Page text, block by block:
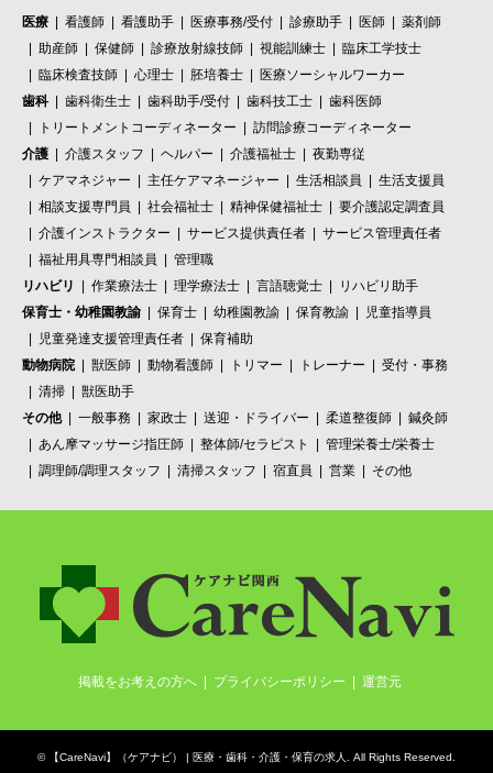
医療 看護師 看護助手 医療事務/受付 診療助手 医師
薬剤師
助産師
保健師 診療放射線技師 視能訓練士
臨床工学技士
臨床検査技師
心理士 胚培養士
医療ソーシャルワーカー
歯科
歯科衛生士 歯科助手/受付 歯科技工士
歯科医師
トリートメントコーディネーター
訪問診療コーディネーター
介護
介護スタッフ ヘルパー 介護福祉士
夜勤専従
ケアマネジャー
主任ケアマネージャー 生活相談員
生活支援員
相談支援専門員
社会福祉士 精神保健福祉士
要介護認定調査員
介護インストラクター
サービス提供責任者
サービス管理責任者
福祉用具専門相談員
管理職
リハビリ
作業療法士 理学療法士 言語聴覚士
リハビリ助手
保育士・幼稚園教諭
保育士 幼稚園教諭 保育教諭
児童指導員
児童発達支援管理責任者
保育補助
動物病院
獣医師 動物看護師 トリマー トレーナー
受付・事務
清掃
獣医助手
その他
一般事務 家政士 送迎・ドライバー 柔道整復師
鍼灸師
あん摩マッサージ指圧師
整体師/セラピスト
管理栄養士/栄養士
調理師/調理スタッフ
清掃スタッフ 宿直員 営業 その他
掲載をお考えの方へ プライバシーポリシー 運営元
© 【CareNavi】（ケアナビ） | 医療・歯科・介護・保育の求人‎ . All Rights Reserved.